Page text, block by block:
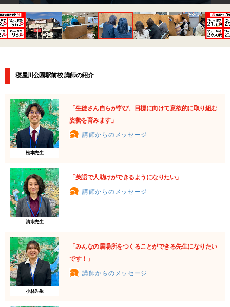
寝屋川公園駅前校 講師の紹介
松本先生
「生徒さん自らが学び、目標に向けて意欲的に取り組む
姿勢を育みます」
講師からのメッセージ
清水先生
「英語で人助けができるようになりたい」
講師からのメッセージ
小林先生
「みんなの居場所をつくることができる先生になりたい
です！」
講師からのメッセージ